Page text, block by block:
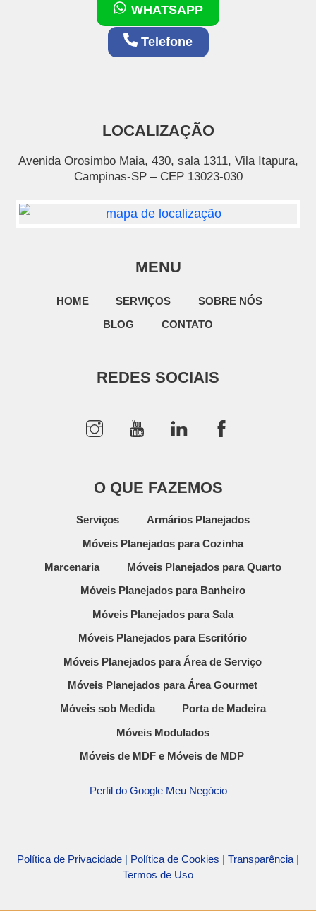
WHATSAPP
Telefone
LOCALIZAÇÃO
Avenida Orosimbo Maia, 430, sala 1311, Vila Itapura,
Campinas-SP – CEP 13023-030
MENU
HOME SERVIÇOS
SOBRE NÓS
BLOG
CONTATO
REDES SOCIAIS
O QUE FAZEMOS
Serviços
Armários Planejados
Móveis Planejados para Cozinha
Marcenaria
Móveis Planejados para Quarto
Móveis Planejados para Banheiro
Móveis Planejados para Sala
Móveis Planejados para Escritório
Móveis Planejados para Área de Serviço
Móveis Planejados para Área Gourmet
Móveis sob Medida
Porta de Madeira
Móveis Modulados
Móveis de MDF e Móveis de MDP
Perfil do Google Meu Negócio
Política de Privacidade | Política de Cookies | Transparência |
Termos de Uso